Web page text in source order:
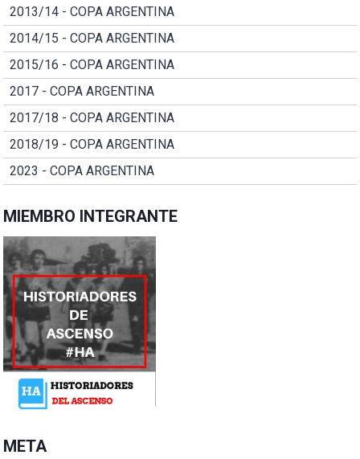
2013/14 - COPA ARGENTINA
2014/15 - COPA ARGENTINA
2015/16 - COPA ARGENTINA
2017 - COPA ARGENTINA
2017/18 - COPA ARGENTINA
2018/19 - COPA ARGENTINA
2023 - COPA ARGENTINA
MIEMBRO INTEGRANTE
META